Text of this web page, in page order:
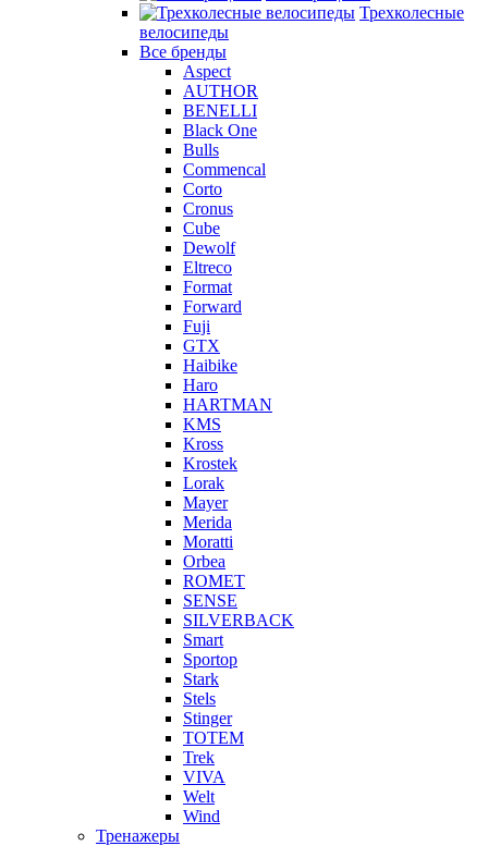
Трехколесные
велосипеды
Все бренды
Aspect
AUTHOR
BENELLI
Black One
Bulls
Commencal
Corto
Cronus
Cube
Dewolf
Eltreco
Format
Forward
Fuji
GTX
Haibike
Haro
HARTMAN
KMS
Kross
Krostek
Lorak
Mayer
Merida
Moratti
Orbea
ROMET
SENSE
SILVERBACK
Smart
Sportop
Stark
Stels
Stinger
TOTEM
Trek
VIVA
Welt
Wind
Тренажеры